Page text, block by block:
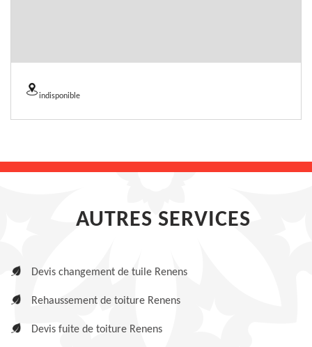
indisponible
AUTRES SERVICES
Devis changement de tuile Renens
Rehaussement de toiture Renens
Devis fuite de toiture Renens